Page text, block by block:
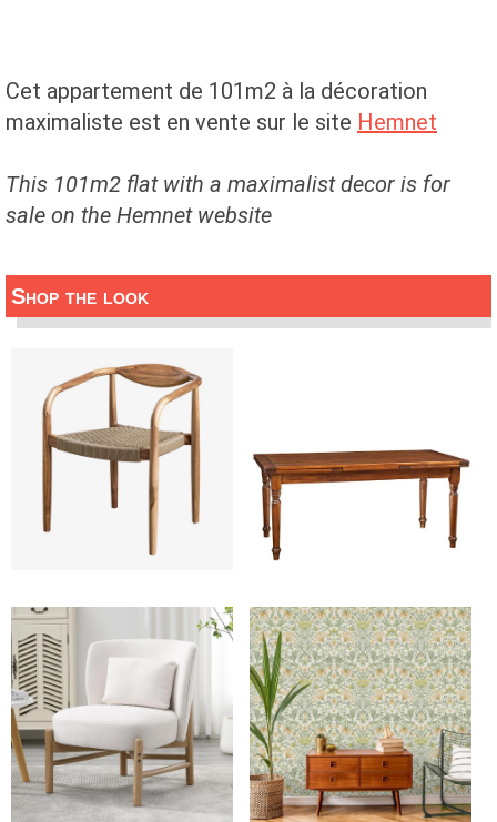
Cet appartement de 101m2 à la décoration
maximaliste est en vente sur le site Hemnet
This 101m2 flat with a maximalist decor is for
sale on the Hemnet website
Shop the look